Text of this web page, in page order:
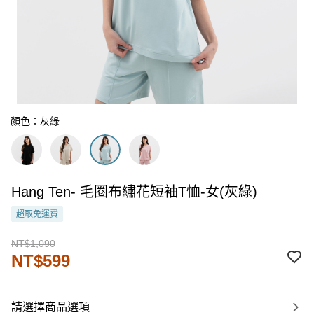
顏色：灰綠
Hang Ten- 毛圈布繡花短袖T恤-女(灰綠)
超取免運費
NT$1,090
NT$599
請選擇商品選項